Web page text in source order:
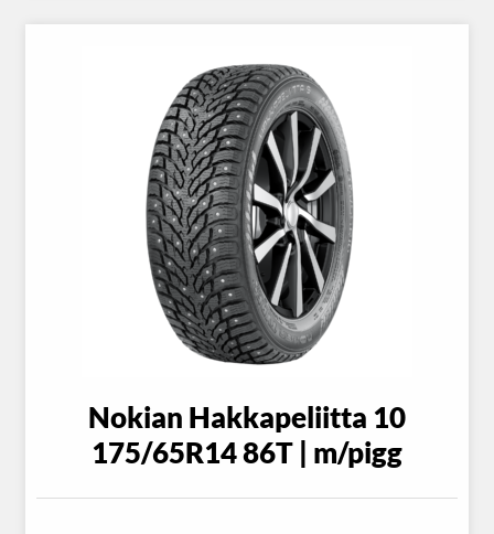
Nokian Hakkapeliitta 10
175/65R14 86T | m/pigg